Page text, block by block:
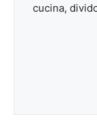
cucina,